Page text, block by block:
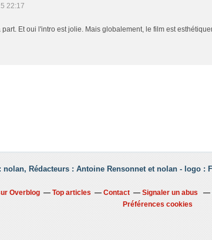
22:17
part. Et oui l'intro est jolie. Mais globalement, le film est
Rédacteurs : Antoine Rensonnet et nolan - logo :
Overblog Top articles Contact Signaler un abus
Préférences cookies